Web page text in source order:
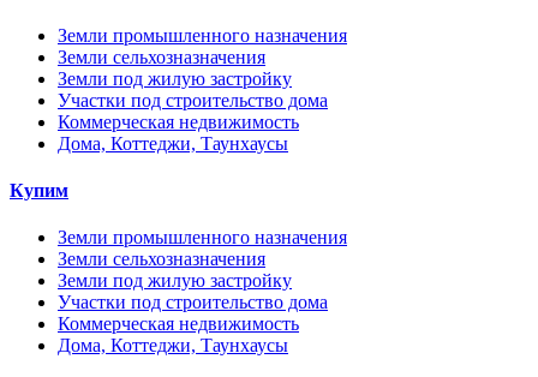
Земли промышленного назначения
Земли сельхозназначения
Земли под жилую застройку
Участки под строительство дома
Коммерческая недвижимость
Дома, Коттеджи, Таунхаусы
Купим
Земли промышленного назначения
Земли сельхозназначения
Земли под жилую застройку
Участки под строительство дома
Коммерческая недвижимость
Дома, Коттеджи, Таунхаусы